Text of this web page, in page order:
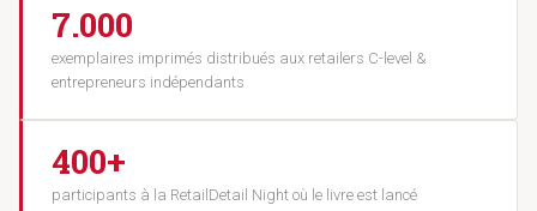
7.000
exemplaires imprimés distribués aux retailers C-level &
entrepreneurs indépendants
400+
participants à la RetailDetail Night où le livre est lancé